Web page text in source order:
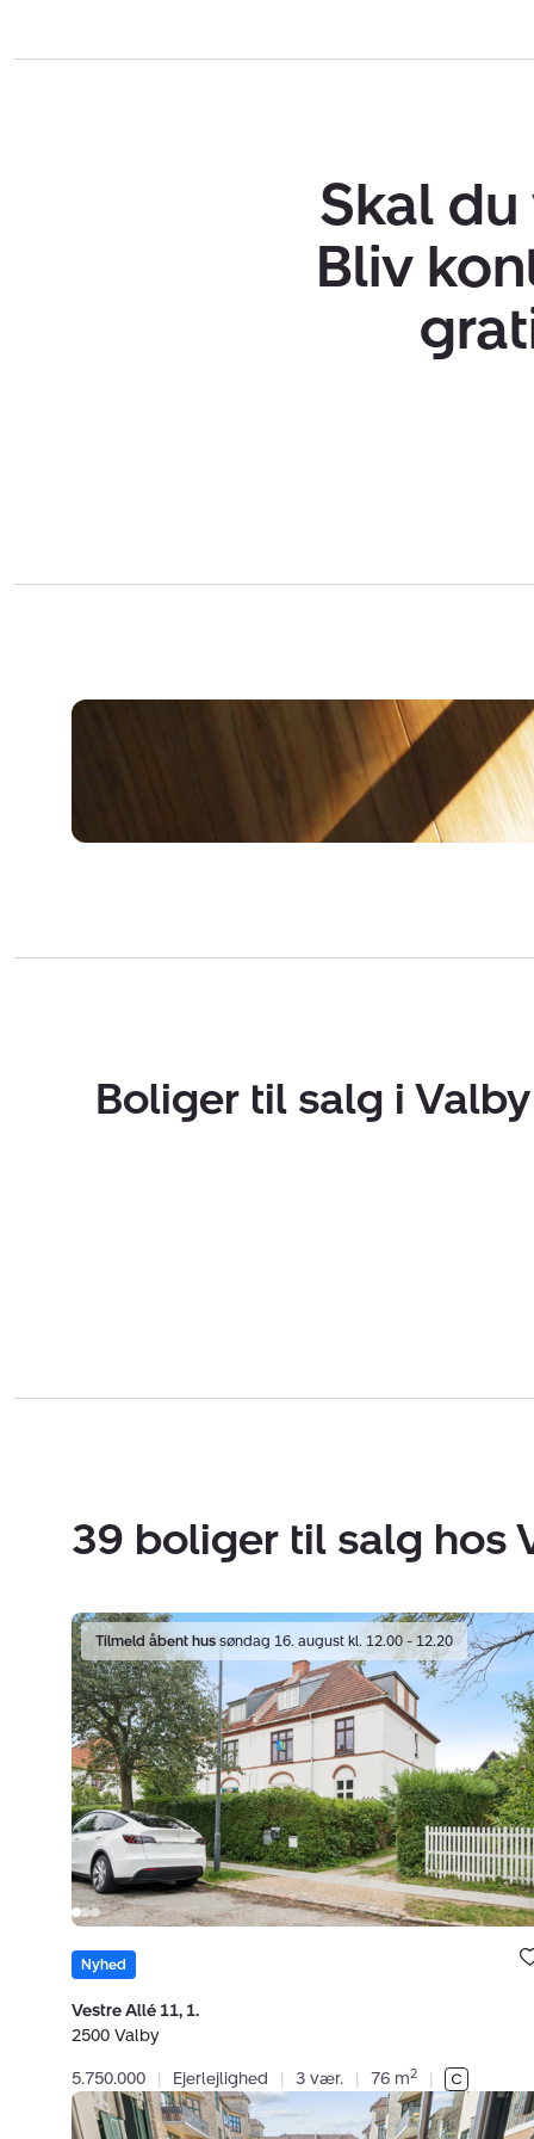
Skal
Bliv
Boliger til salg i Valby
39 boliger til salg hos
Ejerlejlighed:
Vestre
Allé
11,
1.,
2500
Valby
Tilmeld åbent hus søndag 16. august kl. 12.00 - 12.20
Bolig
Nyhed
Vestre Allé 11, 1.
2500 Valby
5.750.000 | Ejerlejlighed | 3 vær. | 76 m2 |
Ejerlejlighed: